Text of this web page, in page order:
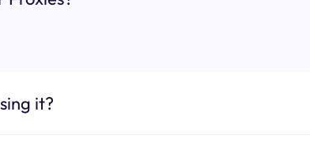
it?